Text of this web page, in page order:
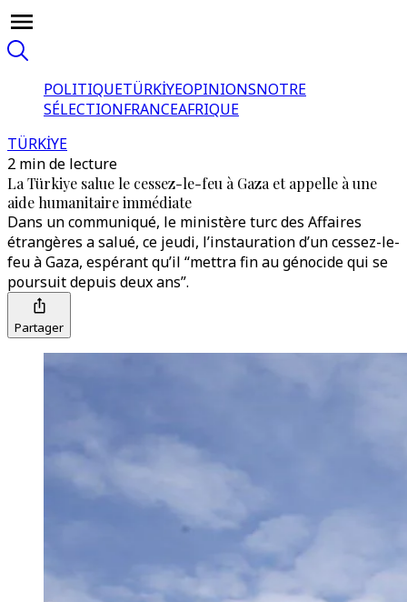
POLITIQUETÜRKİYEOPINIONSNOTRE
SÉLECTIONFRANCEAFRIQUE
TÜRKİYE
2 min de lecture
La Türkiye salue le cessez-le-feu à Gaza et appelle à une
aide humanitaire immédiate
Dans un communiqué, le ministère turc des Affaires
étrangères a salué, ce jeudi, l’instauration d’un cessez-le-
feu à Gaza, espérant qu’il “mettra fin au génocide qui se
poursuit depuis deux ans”.
Partager